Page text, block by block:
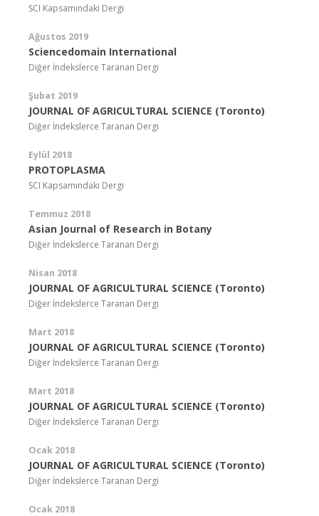
SCI Kapsamındaki Dergi
Ağustos 2019
Sciencedomain International
Diğer İndekslerce Taranan Dergi
Şubat 2019
JOURNAL OF AGRICULTURAL SCIENCE (Toronto)
Diğer İndekslerce Taranan Dergi
Eylül 2018
PROTOPLASMA
SCI Kapsamındaki Dergi
Temmuz 2018
Asian Journal of Research in Botany
Diğer İndekslerce Taranan Dergi
Nisan 2018
JOURNAL OF AGRICULTURAL SCIENCE (Toronto)
Diğer İndekslerce Taranan Dergi
Mart 2018
JOURNAL OF AGRICULTURAL SCIENCE (Toronto)
Diğer İndekslerce Taranan Dergi
Mart 2018
JOURNAL OF AGRICULTURAL SCIENCE (Toronto)
Diğer İndekslerce Taranan Dergi
Ocak 2018
JOURNAL OF AGRICULTURAL SCIENCE (Toronto)
Diğer İndekslerce Taranan Dergi
Ocak 2018